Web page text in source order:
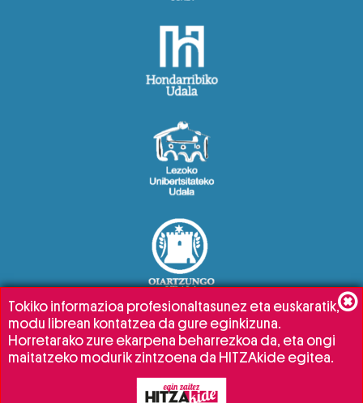
Tokiko informazioa profesionaltasunez eta euskaratik,
modu librean kontatzea da gure eginkizuna.
Horretarako zure ekarpena beharrezkoa da, eta ongi
maitatzeko modurik zintzoena da HITZAkide egitea.